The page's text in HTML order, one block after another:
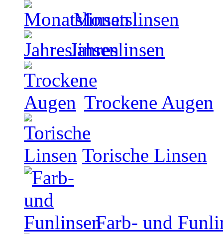
Monatslinsen
Jahreslinsen
Trockene Augen
Torische Linsen
Farb- und